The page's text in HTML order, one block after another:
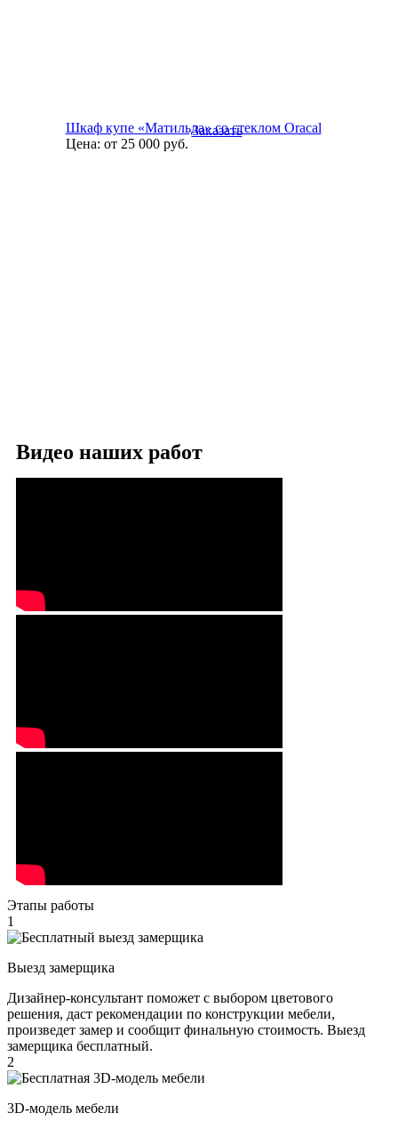
Шкаф купе «Матильда» со стеклом Oracal
Цена: от 25 000руб.
Заказать
Видео наших работ
Этапы работы
1
Выезд замерщика
Дизайнер-консультант поможет с выбором цветового
решения, даст рекомендации по конструкции мебели,
произведет замер и сообщит финальную стоимость. Выезд
замерщика бесплатный.
2
3D-модель мебели